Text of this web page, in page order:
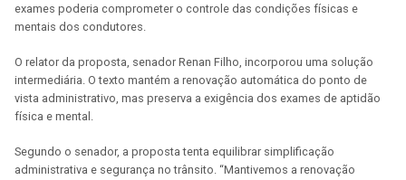
exames poderia comprometer o controle das condições físicas e
mentais dos condutores.
O relator da proposta, senador Renan Filho, incorporou uma solução
intermediária. O texto mantém a renovação automática do ponto de
vista administrativo, mas preserva a exigência dos exames de aptidão
física e mental.
Segundo o senador, a proposta tenta equilibrar simplificação
administrativa e segurança no trânsito. “Mantivemos a renovação